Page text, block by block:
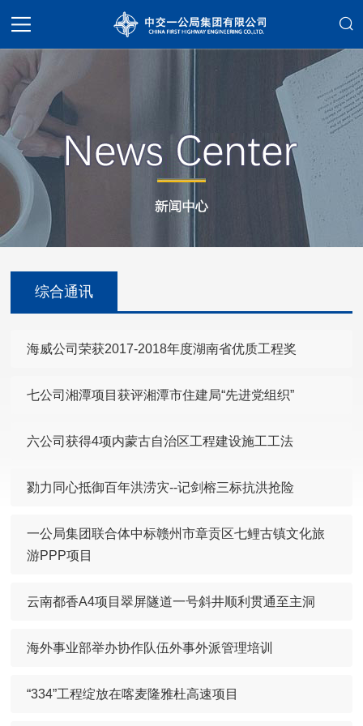
综合通讯
海威公司荣获2017-2018年度湖南省优质工程奖
七公司湘潭项目获评湘潭市住建局“先进党组织”
六公司获得4项内蒙古自治区工程建设施工工法
勠力同心抵御百年洪涝灾--记剑榕三标抗洪抢险
一公局集团联合体中标赣州市章贡区七鲤古镇文化旅
游PPP项目
云南都香A4项目翠屏隧道一号斜井顺利贯通至主洞
海外事业部举办协作队伍外事外派管理培训
“334”工程绽放在喀麦隆雅杜高速项目